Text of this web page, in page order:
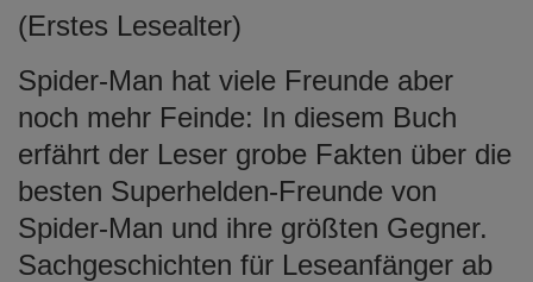
(Erstes Lesealter)
Spider-Man hat viele Freunde aber
noch mehr Feinde: In diesem Buch
erfährt der Leser grobe Fakten über die
besten Superhelden-Freunde von
Spider-Man und ihre größten Gegner.
Sachgeschichten für Leseanfänger ab